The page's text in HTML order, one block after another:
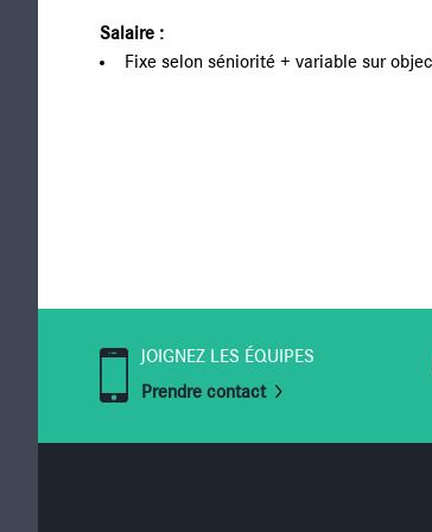
Salaire :
Fixe selon séniorité + variable sur
JOIGNEZ LES ÉQUIPES
Prendre contact